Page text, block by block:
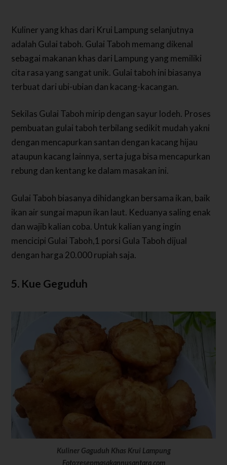
Kuliner yang khas dari Krui Lampung selanjutnya
adalah Gulai taboh. Gulai Taboh memang dikenal
sebagai makanan khas dari Lampung yang memiliki
cita rasa yang sangat unik. Gulai taboh ini biasanya
terbuat dari ubi-ubian dan kacang-kacangan.
Sekilas Gulai Taboh mirip dengan sayur lodeh. Proses
pembuatan gulai taboh terbilang sedikit mudah yakni
dengan mencapurkan santan dengan kacang hijau
ataupun kacang lainnya, serta juga bisa mencapurkan
rebung dan kentang ke dalam masakan ini.
Gulai Taboh biasanya dihidangkan bersama ikan, baik
ikan air sungai mapun ikan laut. Keduanya saling enak
dan wajib kalian coba. Untuk kalian yang ingin
mencicipi Gulai Taboh,1 porsi Gula Taboh dijual
dengan harga 20.000 rupiah saja.
5. Kue Geguduh
Kuliner Gaguduh Khas Krui Lampung
Foto:resepmasakannusantara.com